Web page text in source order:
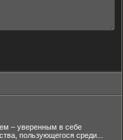
– уверенным в себе
пользующегося среди...